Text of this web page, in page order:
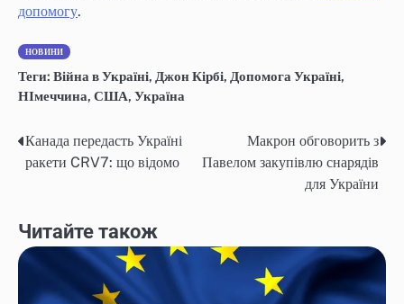
допомогу.
НОВИНИ
Теги: Війна в Україні, Джон Кірбі, Допомога Україні,
НІмеччина, США, Україна
Навігація
записів
Канада передасть Україні
ракети CRV7: що відомо
Макрон обговорить з
Павелом закупівлю снарядів
для України
Читайте також